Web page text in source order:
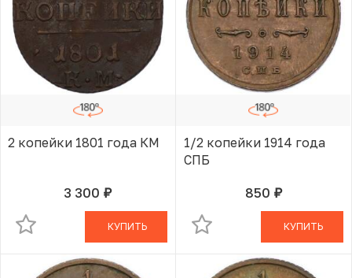
2 копейки 1801 года КМ
3 300 руб.
В КОРЗИНЕ
КУПИТЬ
1/2 копейки 1914 года
СПБ
850 руб.В КОРЗИНЕ
КУПИТЬ